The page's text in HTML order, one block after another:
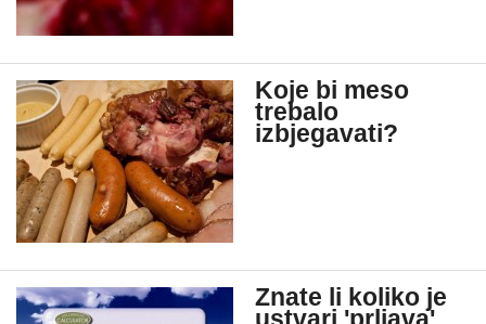
Koje bi meso
trebalo
izbjegavati?
Znate li koliko je